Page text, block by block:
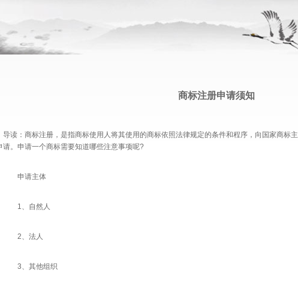
商标注册申请须知
导读： 商标注册，是指商标使用人将其使用的商标依照法律规定的条件和程序，向国家商标
请。申请一个商标需要知道哪些注意事项呢?
申请主体
1、自然人
2、法人
3、其他组织